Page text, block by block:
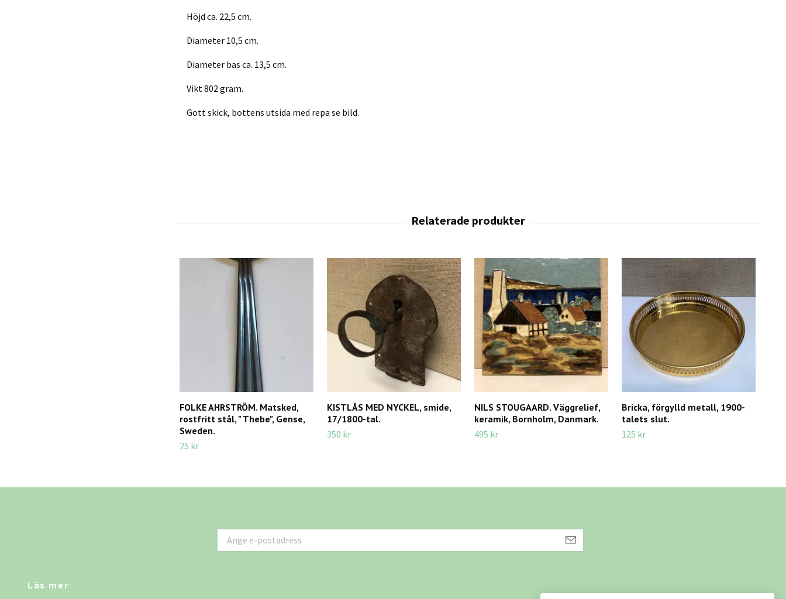
Höjd ca. 22,5 cm.
Diameter 10,5 cm.
Diameter bas ca. 13,5 cm.
Vikt 802 gram.
Gott skick, bottens utsida med repa se bild.
FOLKE AHRSTRÖM. Matsked,
rostfritt stål, " Thebe", Gense,
Sweden.
25 kr
KISTLÅS MED NYCKEL, smide,
17/1800-tal.
350 kr
NILS STOUGAARD. Väggrelief,
keramik, Bornholm, Danmark.
495 kr
Bricka, förgylld metall, 1900-
talets slut.
125 kr
Läs mer